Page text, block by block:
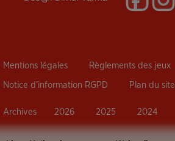
Mentions légales Règlements des jeux
Notice d’information RGPD Plan du site
Archives 2026 2025 2024